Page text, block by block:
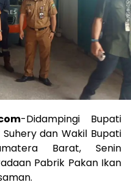
-Didampingi Bupati
dan Wakil Bupati
Barat, Senin
Pabrik Pakan Ikan